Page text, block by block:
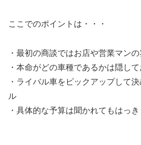
ここでのポイントは・・・
・最初の商談ではお店や営業マン
・本命がどの車種であるかは隠して
・ライバル車をピックアップして
ル
・具体的な予算は聞かれてもはっ